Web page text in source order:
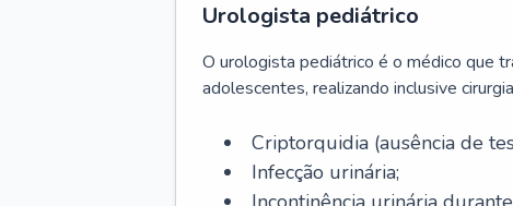
Urologista pediátrico
O urologista pediátrico é o médico que
adolescentes, realizando inclusive
Criptorquidia (ausência de
Infecção urinária;